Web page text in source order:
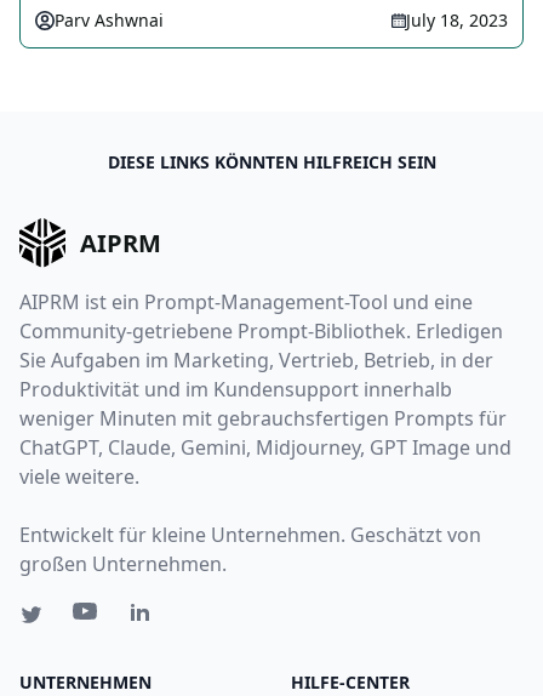
Parv Ashwnai July 18, 2023
DIESE LINKS KÖNNTEN HILFREICH SEIN
AIPRM
AIPRM ist ein Prompt-Management-Tool und eine
Community-getriebene Prompt-Bibliothek. Erledigen
Sie Aufgaben im Marketing, Vertrieb, Betrieb, in der
Produktivität und im Kundensupport innerhalb
weniger Minuten mit gebrauchsfertigen Prompts für
ChatGPT, Claude, Gemini, Midjourney, GPT Image und
viele weitere.
Entwickelt für kleine Unternehmen. Geschätzt von
großen Unternehmen.
UNTERNEHMEN HILFE-CENTER